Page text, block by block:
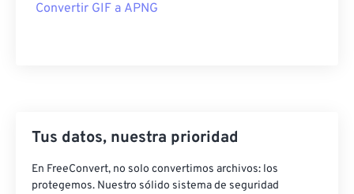
Convertir GIF a APNG
Tus datos, nuestra prioridad
En FreeConvert, no solo convertimos archivos: los
protegemos. Nuestro sólido sistema de seguridad